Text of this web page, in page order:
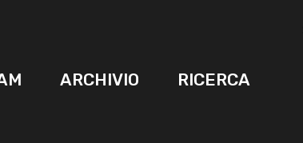
ARCHIVIO RICERCA